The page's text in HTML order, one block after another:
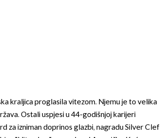
kraljica proglasila vitezom. Njemu je to velika
Ostali uspjesi u 44-godišnjoj karijeri
za izniman doprinos glazbi, nagradu Silver Clef